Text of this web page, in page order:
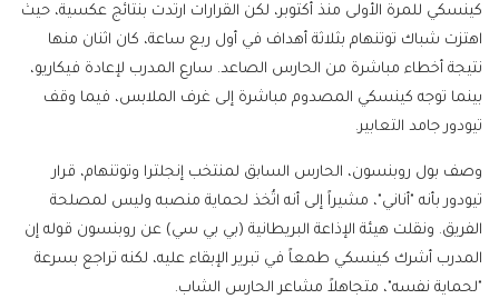
كينسكي للمرة الأولى منذ أكتوبر، لكن القرارات ارتدت بنتائج عكسية، حيث
اهتزت شباك توتنهام بثلاثة أهداف في أول ربع ساعة، كان اثنان منها
نتيجة أخطاء مباشرة من الحارس الصاعد. سارع المدرب لإعادة فيكاريو،
بينما توجه كينسكي المصدوم مباشرة إلى غرف الملابس، فيما وقف
تيودور جامد التعابير.
وصف بول روبنسون، الحارس السابق لمنتخب إنجلترا وتوتنهام، قرار
تيودور بأنه "أناني"، مشيراً إلى أنه اتُخذ لحماية منصبه وليس لمصلحة
الفريق. ونقلت هيئة الإذاعة البريطانية (بي بي سي) عن روبنسون قوله إن
المدرب أشرك كينسكي طمعاً في تبرير الإبقاء عليه، لكنه تراجع بسرعة
"لحماية نفسه"، متجاهلاً مشاعر الحارس الشاب.